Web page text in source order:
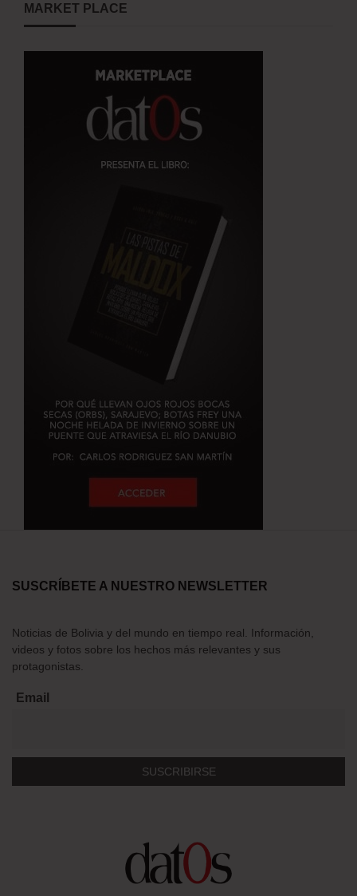
MARKET PLACE
SUSCRÍBETE A NUESTRO NEWSLETTER
Noticias de Bolivia y del mundo en tiempo real. Información,
videos y fotos sobre los hechos más relevantes y sus
protagonistas.
Email